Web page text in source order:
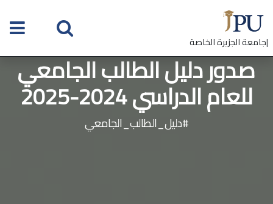
|جامعة الجزيرة الخاصة
صدور دليل الطالب الجامعي
للعام الدراسي 2024-2025
#دليل_الطالب_الجامعي